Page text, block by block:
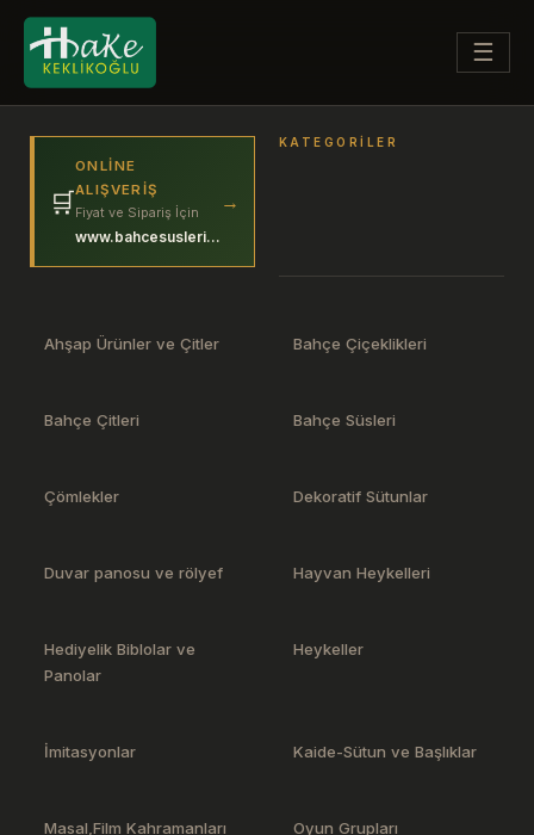
☰
🛒
ONLINE
ALIŞVERIŞ
Fiyat ve Sipariş İçin
www.bahcesuslerim.com
→
KATEGORILER
Ahşap Ürünler ve Çitler Bahçe Çiçeklikleri
Bahçe Çitleri Bahçe Süsleri
Çömlekler Dekoratif Sütunlar
Duvar panosu ve rölyef Hayvan Heykelleri
Hediyelik Biblolar ve
Panolar
Heykeller
İmitasyonlar Kaide-Sütun ve Başlıklar
Masal,Film Kahramanları Oyun Grupları